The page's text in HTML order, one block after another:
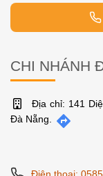
CHI NHÁNH
Địa chỉ: 141
Đà Nẵng.